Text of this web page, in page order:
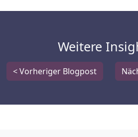
Weitere
< Vorheriger Blogpost